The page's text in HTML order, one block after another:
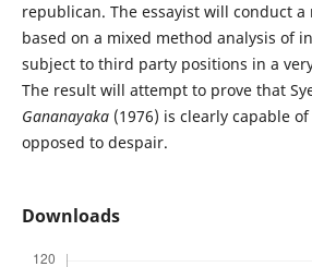
republican. The essayist will conduct a
based on a mixed method analysis of
subject to third party positions in a
The result will attempt to prove that
Gananayaka(1976) is clearly capable
opposed to despair.
Downloads